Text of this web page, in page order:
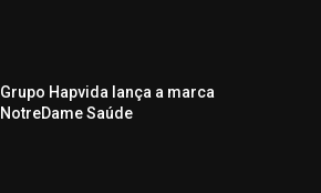
Grupo Hapvida lança a marca
NotreDame Saúde